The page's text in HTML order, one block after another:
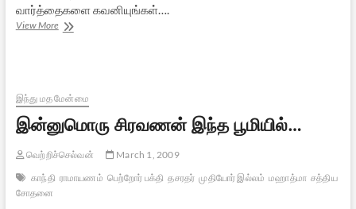
வார்த்தைகளை கவனியுங்கள்….
View Moreநேருவிய
இந்து மத மேன்மை
இன்னுமொரு சிரவணன் இந்த பூமியில்…
வெற்றிச்செல்வன்
March 1, 2009
காந்தி ராமாயணம் பெற்றோர் பக்தி தசரதர் முதியோர் இல்லம் மஹாத்மா சத்திய
சோதனை